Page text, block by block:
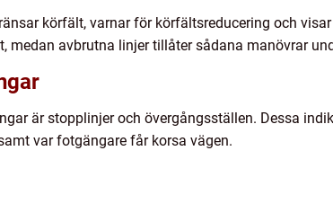
körfält, varnar för körfältsreducering och
medan avbrutna linjer tillåter sådana manövrar
är stopplinjer och övergångsställen. Dessa
var fotgängare får korsa vägen.